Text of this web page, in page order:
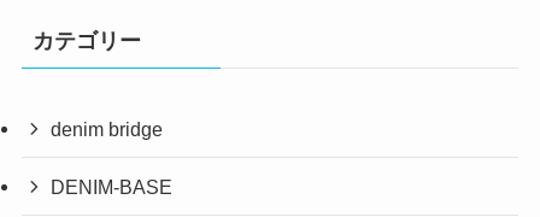
カテゴリー
denim bridge
DENIM-BASE